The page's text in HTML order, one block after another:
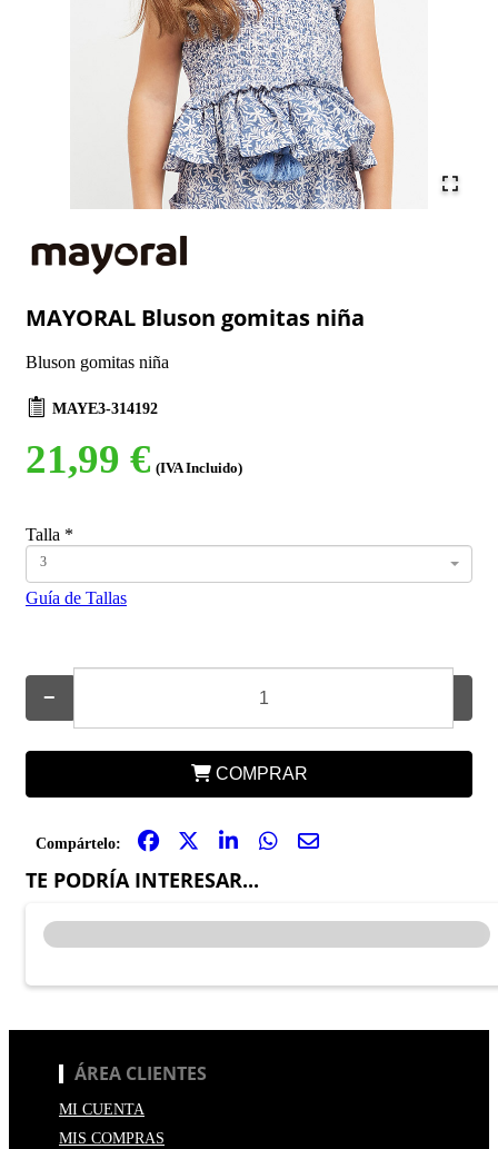
MAYORAL Bluson gomitas niña
Bluson gomitas niña
MAYE3-314192
21,99 € (IVA Incluido)
Talla *
3
Guía de Tallas
−
COMPRAR
Compártelo:
TE PODRÍA INTERESAR...
ÁREA CLIENTES
MI CUENTA
MIS COMPRAS